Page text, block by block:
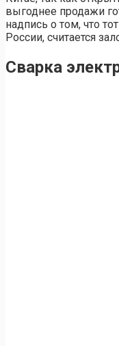
выгоднее продажи
надпись о том, что
России, считается
Сварка